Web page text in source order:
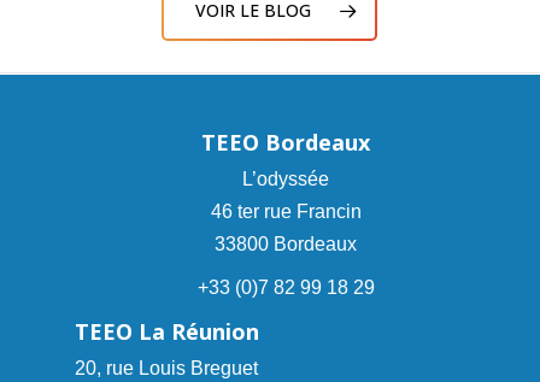
VOIR LE BLOG
TEEO Bordeaux
L’odyssée
46 ter rue Francin
33800 Bordeaux
+33 (0)7 82 99 18 29
TEEO La Réunion
20, rue Louis Breguet